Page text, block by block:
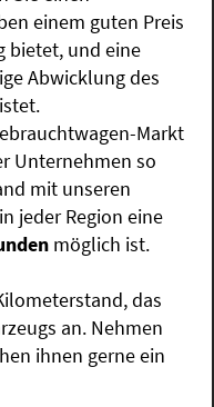
einem guten Preis
bietet, und eine
Abwicklung des
Markt
Unternehmen so
mit unseren
jeder Region eine
möglich ist.
das
an. Nehmen
ihnen gerne ein